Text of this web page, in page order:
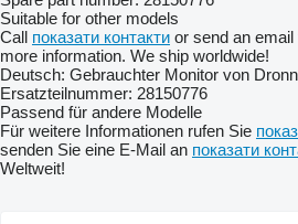
Suitable for other models
Call показати контакти or send an email
more information. We ship worldwide!
Deutsch: Gebrauchter Monitor von
Ersatzteilnummer: 28150776
Passend für andere Modelle
Für weitere Informationen rufen Sie
senden Sie eine E-Mail an показати
Weltweit!